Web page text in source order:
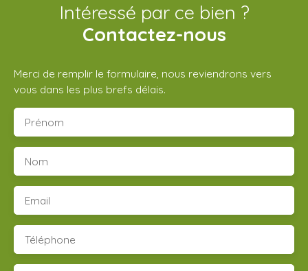
Intéressé par ce bien ?
Contactez-nous
Merci de remplir le formulaire, nous reviendrons vers
vous dans les plus brefs délais.
Prénom
Nom
Email
Téléphone